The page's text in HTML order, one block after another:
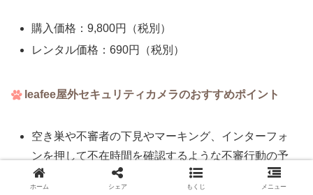
購入価格：9,800円（税別）
レンタル価格：690円（税別）
leafee屋外セキュリティカメラのおすすめポイント
空き巣や不審者の下見やマーキング、インターフォ
ンを押して不在時間を確認するような不審行動の予
兆を把握できる
ホーム シェア もくじ メニュー